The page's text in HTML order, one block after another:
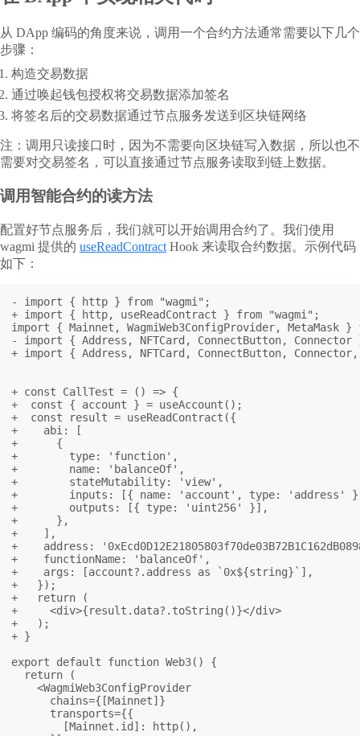
从 DApp 编码的角度来说，调用一个合约方法通常需要以下几个
步骤：
构造交易数据
通过唤起钱包授权将交易数据添加签名
将签名后的交易数据通过节点服务发送到区块链网络
注：调用只读接口时，因为不需要向区块链写入数据，所以也不
需要对交易签名，可以直接通过节点服务读取到链上数据。
调用智能合约的读方法
配置好节点服务后，我们就可以开始调用合约了。我们使用
wagmi 提供的 useReadContract Hook 来读取合约数据。示例代码
如下：
- import { http } from "wagmi";
+ import { http, useReadContract } from "wagmi";
import { Mainnet, WagmiWeb3ConfigProvider, MetaMask
- import { Address, NFTCard, ConnectButton,
+ import { Address, NFTCard, ConnectButton,
+ const CallTest = () => {
+  const { account } = useAccount();
+  const result = useReadContract({
+    abi: [
+      {
+        type: 'function',
+        name: 'balanceOf',
+        stateMutability: 'view',
+        inputs: [{ name: 'account', type: 'address'
+        outputs: [{ type: 'uint256' }],
+      },
+    ],
+    address:
+    functionName: 'balanceOf',
+    args: [account?.address as `0x${string}`],
+   });
+   return (
+     <div>{result.data?.toString()}</div>
+   );
+ }
export default function Web3() {
  return (
    <WagmiWeb3ConfigProvider
      chains={[Mainnet]}
      transports={{
        [Mainnet.id]: http(),